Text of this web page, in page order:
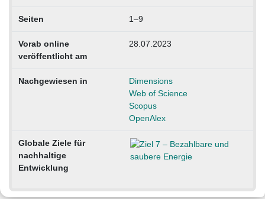
Seiten 1–9
Vorab online
veröffentlicht am
28.07.2023
Nachgewiesen in
Dimensions
Web of Science
Scopus
OpenAlex
Globale Ziele für
nachhaltige
Entwicklung